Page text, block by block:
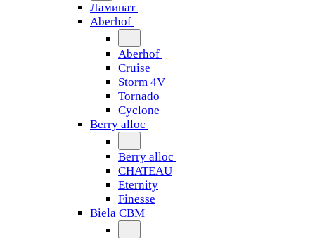
Ламинат
Aberhof
Aberhof
Cruise
Storm 4V
Tornado
Сyclone
Berry alloc
Berry alloc
CHATEAU
Eternity
Finesse
Biela CBM